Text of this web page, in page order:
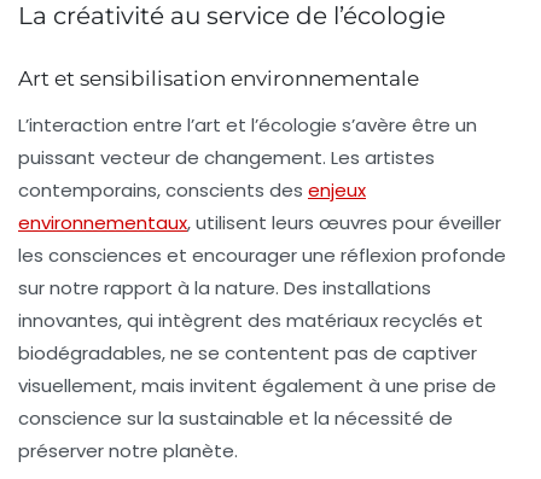
La créativité au service de l’écologie
Art et sensibilisation environnementale
L’interaction entre l’art et l’écologie s’avère être un
puissant vecteur de changement. Les artistes
contemporains, conscients des enjeux
environnementaux, utilisent leurs œuvres pour éveiller
les consciences et encourager une réflexion profonde
sur notre rapport à la nature. Des installations
innovantes, qui intègrent des matériauxrecyclés et
biodégradables, ne se contentent pas de captiver
visuellement, mais invitent également à une prise de
conscience sur la sustainable et la nécessité de
préserver notre planète.